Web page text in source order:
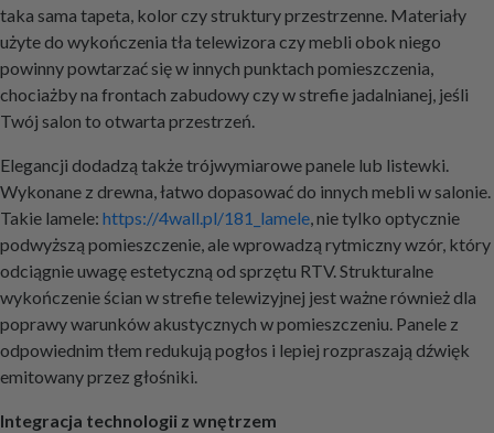
taka sama tapeta, kolor czy struktury przestrzenne. Materiały
użyte do wykończenia tła telewizora czy mebli obok niego
powinny powtarzać się w innych punktach pomieszczenia,
chociażby na frontach zabudowy czy w strefie jadalnianej, jeśli
Twój salon to otwarta przestrzeń.
Elegancji dodadzą także trójwymiarowe panele lub listewki.
Wykonane z drewna, łatwo dopasować do innych mebli w salonie.
Takie lamele: https://4wall.pl/181_lamele, nie tylko optycznie
podwyższą pomieszczenie, ale wprowadzą rytmiczny wzór, który
odciągnie uwagę estetyczną od sprzętu RTV. Strukturalne
wykończenie ścian w strefie telewizyjnej jest ważne również dla
poprawy warunków akustycznych w pomieszczeniu. Panele z
odpowiednim tłem redukują pogłos i lepiej rozpraszają dźwięk
emitowany przez głośniki.
Integracja technologii z wnętrzem